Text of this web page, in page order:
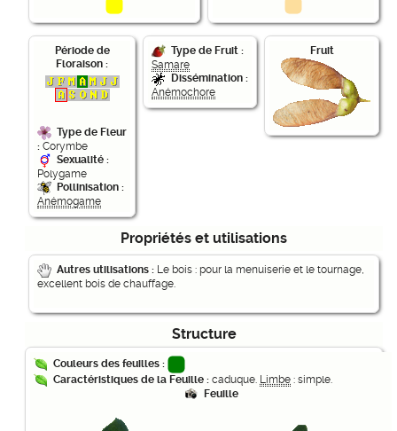
Période de
Floraison :
Type de Fleur
: Corymbe
Sexualité :
Polygame
Pollinisation :
Anémogame
Type de Fruit :
Samare
Dissémination :
Anémochore
Fruit
Propriétés et utilisations
Autres utilisations : Le bois : pour la menuiserie et le tournage,
excellent bois de chauffage.
Structure
Couleurs des feuilles :
Caractéristiques de la Feuille : caduque. Limbe : simple.
Feuille